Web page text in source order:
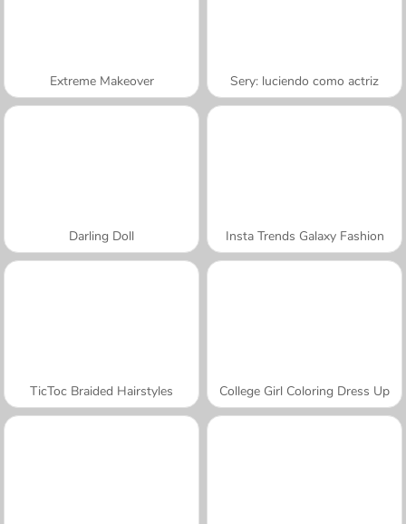
Extreme Makeover Sery: luciendo como actriz
Darling Doll Insta Trends Galaxy Fashion
TicToc Braided Hairstyles College Girl Coloring Dress Up